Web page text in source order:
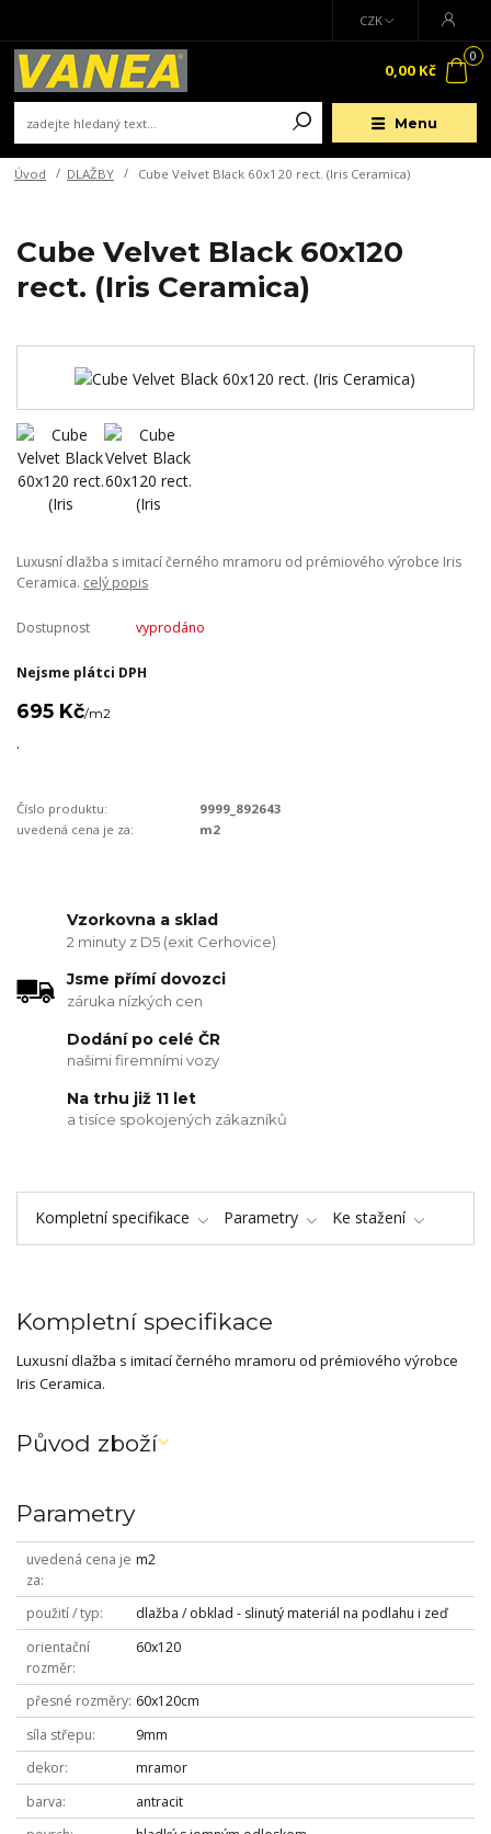
Menu
CZK
0
0,00 Kč
Úvod DLAŽBY Cube Velvet Black 60x120 rect. (Iris Ceramica)
Cube Velvet Black 60x120
rect. (Iris Ceramica)
Luxusní dlažba s imitací černého mramoru od prémiového výrobce Iris
Ceramica. celý popis
Dostupnost vyprodáno
Nejsme plátci DPH
695 Kč/m2
.
Číslo produktu:
9999_892643
uvedená cena je za:
m2
Vzorkovna a sklad
2 minuty z D5 (exit Cerhovice)
Jsme přímí dovozci
záruka nízkých cen
Dodání po celé ČR
našimi firemními vozy
Na trhu již 11 let
a tisíce spokojených zákazníků
Kompletní specifikace Parametry Ke stažení
Kompletní specifikace
Luxusní dlažba s imitací černého mramoru od prémiového výrobce
Iris Ceramica.
Původ zboží
Parametry
uvedená cena je
za
m2
použití / typ
dlažba / obklad - slinutý materiál na podlahu i zeď
orientační
rozměr
60x120
přesné rozměry 60x120cm
síla střepu
9mm
dekor
mramor
barva
antracit